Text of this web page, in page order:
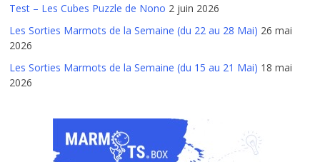
Test – Les Cubes Puzzle de Nono 2 juin 2026
Les Sorties Marmots de la Semaine (du 22 au 28 Mai) 26 mai
2026
Les Sorties Marmots de la Semaine (du 15 au 21 Mai) 18 mai
2026